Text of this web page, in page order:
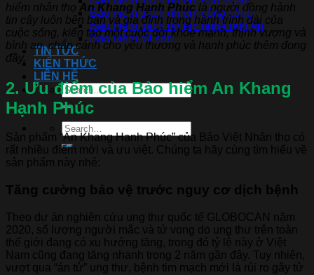
Bảo hiểm trách nhiệm công cộng
Bảo hiểm trách nhiệm nghề nghiệp
Bảo hiểm tài sản
TIN TỨC
KIẾN THỨC
LIÊN HỆ
hiểm nhân thọ An Khang Hạnh Phúclà người đồng hành
tin cậy luôn bên bạn và gia đình trong hành trình dài của
cuộc sống, kiến tạo một cuộc đời khỏe mạnh, thịnh vượng và
bình an, chắp cánh cho yêu thương và hạnh phúc thêm đong
đầy.
2. Ưu điểm của Bảo hiểm An Khang
Hạnh Phúc
Sản phẩm “An Khang Hạnh Phúc” của Bảo Việt Nhân thọ có
rất nhiều điểm mới và ưu việt. Chúng ta hãy cùng tìm hiểu về
sản phẩm này nhé:
Tăng cường bảo vệ trước nguy cơ dịch bệnh
Theo dự án nghiên cứu ung thư quốc tế GLOBOCAN năm
2020, số lượng người mắc và tử vong do ung thư trên toàn
thế giới đang có xu hướng tăng, trong đó tỷ lệ này ở Việt
Nam cũng đang tăng nhanh trong 2 năm gần đây. Tuy nhiên,
vượt qua “án tử” ung thư, bệnh tim mạch mới là rủi ro gây tử